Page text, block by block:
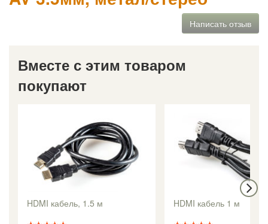
Написать отзыв
Вместе с этим товаром
покупают
HDMI кабель, 1.5 м HDMI кабель 1 м